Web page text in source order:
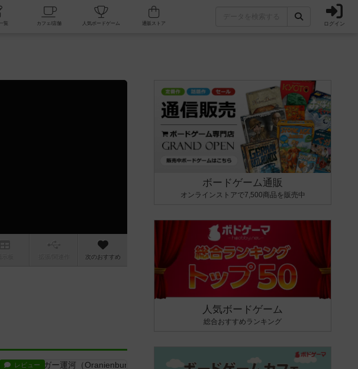
掲示板一覧 カフェ/店舗 人気ボードゲーム ログイン
次のおすすめ
レビュー
ボードゲーム通販
オンラインストアで7,500商品を販売中
人気ボードゲーム
総合おすすめランキング